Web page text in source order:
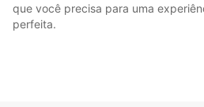
que você precisa para uma
perfeita.